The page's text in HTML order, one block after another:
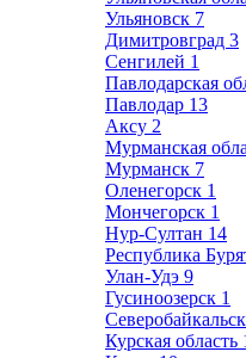
Ульяновск 7
Димитровград 3
Сенгилей 1
Павлодарская
Павлодар 13
Аксу 2
Мурманская
Мурманск 7
Оленегорск 1
Мончегорск 1
Нур-Султан 14
Республика
Улан-Удэ 9
Гусиноозерск 1
Северобайкальск
Курская область